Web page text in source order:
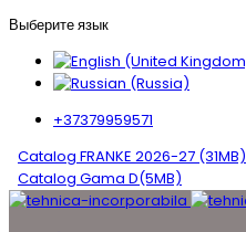
Выберите язык
+37379959571
Catalog FRANKE 2026-27 (31MB)
Catalog Gama D(5MB)